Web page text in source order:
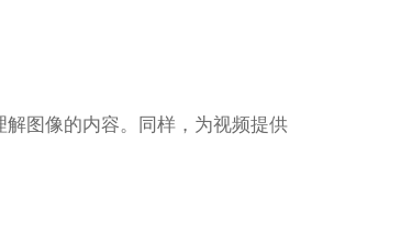
图像的内容。同样，为视频提供